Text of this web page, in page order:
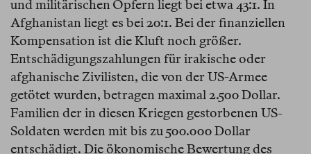
und militärischen Opfern liegt bei etwa 43:1. In
Afghanistan liegt es bei 20:1. Bei der finanziellen
Kompensation ist die Kluft noch größer.
Entschädigungszahlungen für irakische oder
afghanische Zivilisten, die von der US-Armee
getötet wurden, betragen maximal 2.500 Dollar.
Familien der in diesen Kriegen gestorbenen US-
Soldaten werden mit bis zu 500.000 Dollar
entschädigt. Die ökonomische Bewertung des